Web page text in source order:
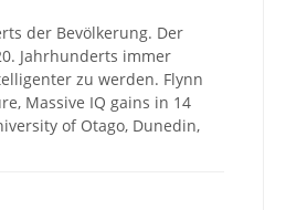
der Bevölkerung. Der
Jahrhunderts immer
zu werden. Flynn
Massive IQ gains in 14
of Otago, Dunedin,